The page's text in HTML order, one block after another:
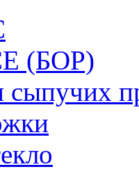
(БОР)
сыпучих